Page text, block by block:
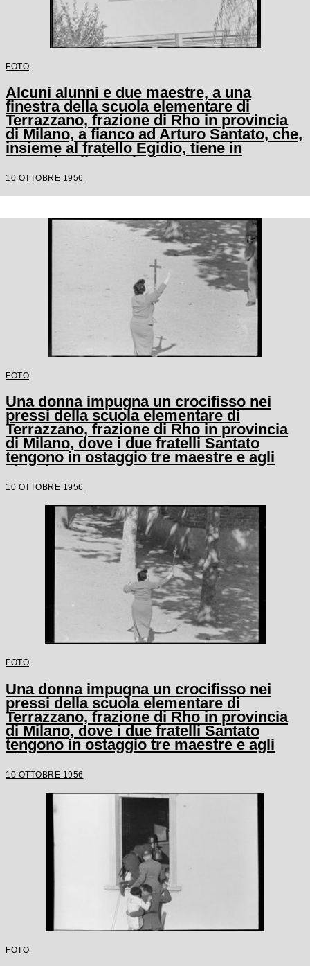
FOTO
Alcuni alunni e due maestre, a una
finestra della scuola elementare di
Terrazzano, frazione di Rho in provincia
di Milano, a fianco ad Arturo Santato, che,
insieme al fratello Egidio, tiene in
ostaggio gli alunni e le maestre
10 OTTOBRE 1956
FOTO
Una donna impugna un crocifisso nei
pressi della scuola elementare di
Terrazzano, frazione di Rho in provincia
di Milano, dove i due fratelli Santato
tengono in ostaggio tre maestre e agli
alunni
10 OTTOBRE 1956
FOTO
Una donna impugna un crocifisso nei
pressi della scuola elementare di
Terrazzano, frazione di Rho in provincia
di Milano, dove i due fratelli Santato
tengono in ostaggio tre maestre e agli
alunni
10 OTTOBRE 1956
FOTO